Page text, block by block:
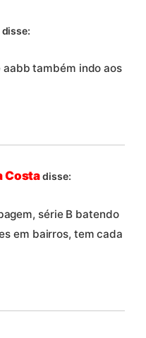
disse:
aabb também indo aos
Costadisse:
série B batendo
em bairros, tem cada